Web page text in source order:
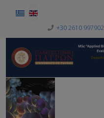
Select your language
+30 2610 997902